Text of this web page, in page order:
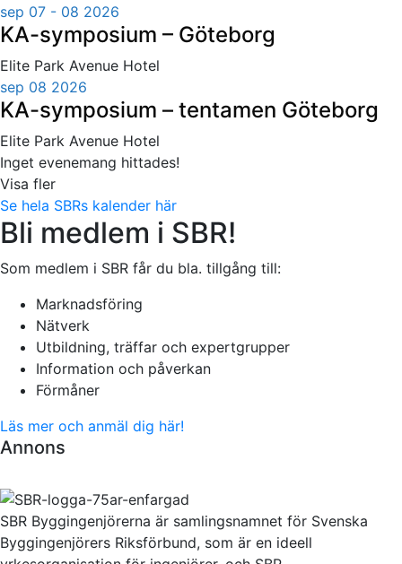
sep 07 - 08 2026
KA-symposium – Göteborg
Elite Park Avenue Hotel
sep 08 2026
KA-symposium – tentamen Göteborg
Elite Park Avenue Hotel
Inget evenemang hittades!
Visa fler
Se hela SBRs kalender här
Bli medlem i SBR!
Som medlem i SBR får du bla. tillgång till:
Marknadsföring
Nätverk
Utbildning, träffar och expertgrupper
Information och påverkan
Förmåner
Läs mer och anmäl dig här!
Annons
SBR Byggingenjörerna är samlingsnamnet för Svenska
Byggingenjörers Riksförbund, som är en ideell